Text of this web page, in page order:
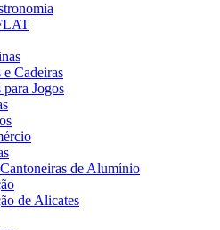
Cadeiras
Jogos
de Alumínio
de Alicates